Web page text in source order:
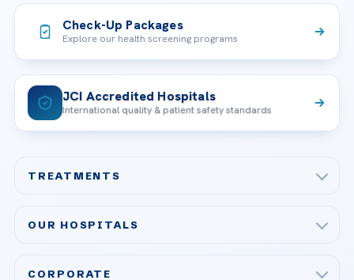
Check-Up Packages
Explore our health screening programs
JCI Accredited Hospitals
International quality & patient safety standards
TREATMENTS
Bariatric & Metabolic Surgery
OUR HOSPITALS
CORPORATE